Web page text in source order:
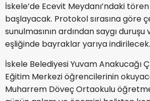
İskele’de Ecevit Meydanı’ndaki
başlayacak. Protokol sırasına göre
sunulmasının ardından saygı duruşu
eşliğinde bayraklar yarıya indirilecek.
İskele Belediyesi Yuvam Anakucağı
Eğitim Merkezi öğrencilerinin
Muharrem Döveç Ortaokulu